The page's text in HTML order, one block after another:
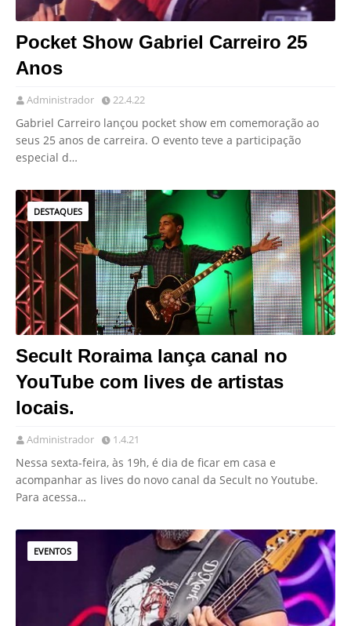
Pocket Show Gabriel Carreiro 25
Anos
Administrador 22.4.22
Gabriel Carreiro lançou pocket show em comemoração ao
seus 25 anos de carreira. O evento teve a participação
especial d…
DESTAQUES
Secult Roraima lança canal no
YouTube com lives de artistas
locais.
Administrador 1.4.21
Nessa sexta-feira, às 19h, é dia de ficar em casa e
acompanhar as lives do novo canal da Secult no Youtube.
Para acessa…
EVENTOS